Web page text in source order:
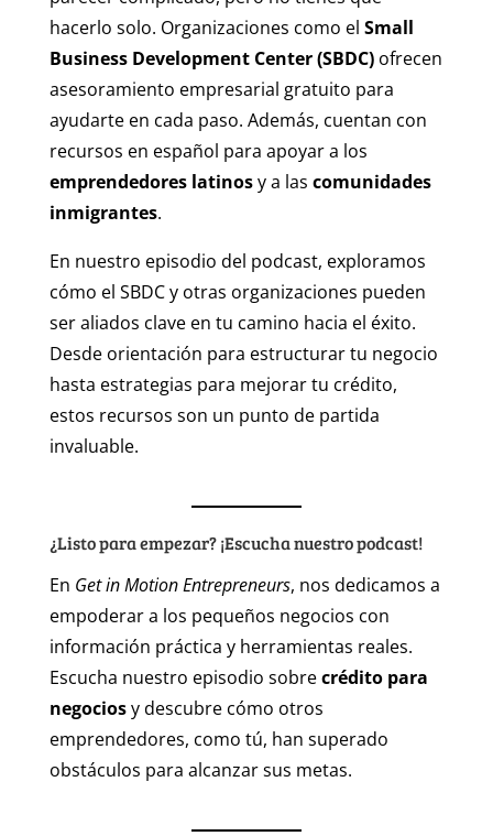
hacerlo solo. Organizaciones como el Small
Business Development Center (SBDC)ofrecen
asesoramiento empresarial gratuito para
ayudarte en cada paso. Además, cuentan con
recursos en español para apoyar a los
emprendedores latinosy a las comunidades
inmigrantes.
En nuestro episodio del podcast, exploramos
cómo el SBDC y otras organizaciones pueden
ser aliados clave en tu camino hacia el éxito.
Desde orientación para estructurar tu negocio
hasta estrategias para mejorar tu crédito,
estos recursos son un punto de partida
invaluable.
¿Listo para empezar? ¡Escucha nuestro podcast!
En Get in Motion Entrepreneurs, nos dedicamos a
empoderar a los pequeños negocios con
información práctica y herramientas reales.
Escucha nuestro episodio sobrecrédito para
negociosy descubre cómo otros
emprendedores, como tú, han superado
obstáculos para alcanzar sus metas.